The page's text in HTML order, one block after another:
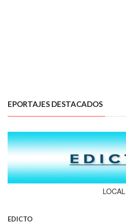
EPORTAJES DESTACADOS
LOCAL
EDICTO